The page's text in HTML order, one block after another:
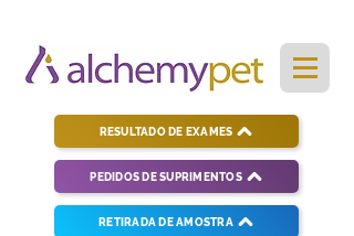
PEDIDOS DE SUPRIMENTOS
RESULTADO DE EXAMES
RETIRADA DE AMOSTRA